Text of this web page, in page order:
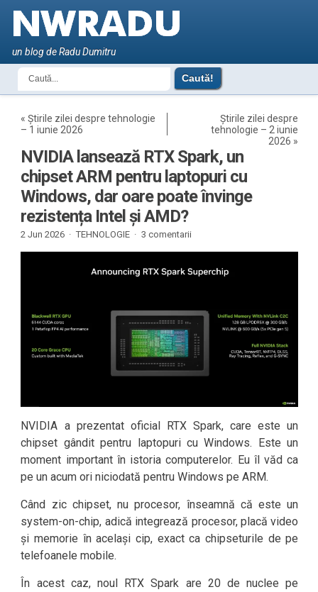
un blog de Radu Dumitru
«Știrile zilei despre tehnologie
– 1 iunie 2026
Știrile zilei despre
tehnologie – 2 iunie
2026 »
NVIDIA lansează RTX Spark, un
chipset ARM pentru laptopuri cu
Windows, dar oare poate învinge
rezistența Intel și AMD?
2 Jun 2026 · TEHNOLOGIE · 3 comentarii
NVIDIA a prezentat oficial RTX Spark, care este un
chipset gândit pentru laptopuri cu Windows. Este un
moment important în istoria computerelor. Eu îl văd ca
pe un acum ori niciodată pentru Windows pe ARM.
Când zic chipset, nu procesor, înseamnă că este un
system-on-chip, adică integrează procesor, placă video
și memorie în același cip, exact ca chipseturile de pe
telefoanele mobile.
În acest caz, noul RTX Spark are 20 de nuclee pe